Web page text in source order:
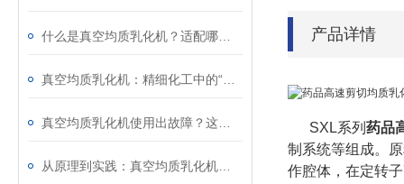
产品详情
SXL系列 药品
制系统等组成。
作腔体，在定转